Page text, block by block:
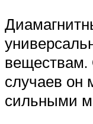
веществам.
случаев он
сильными